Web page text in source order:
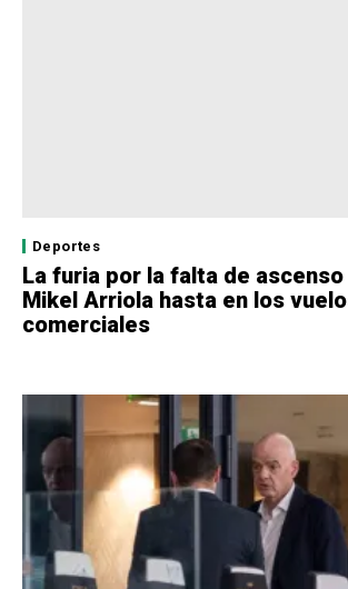
Deportes
La furia por la falta de
Mikel Arriola hasta en los
comerciales